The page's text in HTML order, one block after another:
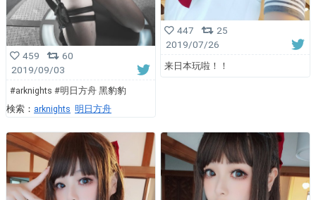
459
60
2019/09/03
#arknights #明日方舟 黑豹豹
検索： arknights 明日方舟
447
25
2019/07/26
来日本玩啦！！